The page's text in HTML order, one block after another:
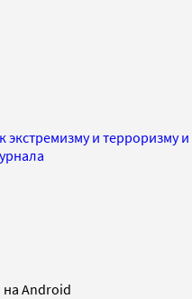
экстремизму и
Android